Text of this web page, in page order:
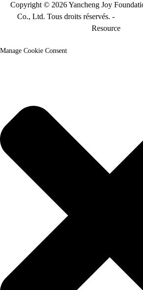
Copyright © 2026 Yancheng Joy
Co., Ltd. Tous droits réservés. -
Resource
Manage Cookie Consent